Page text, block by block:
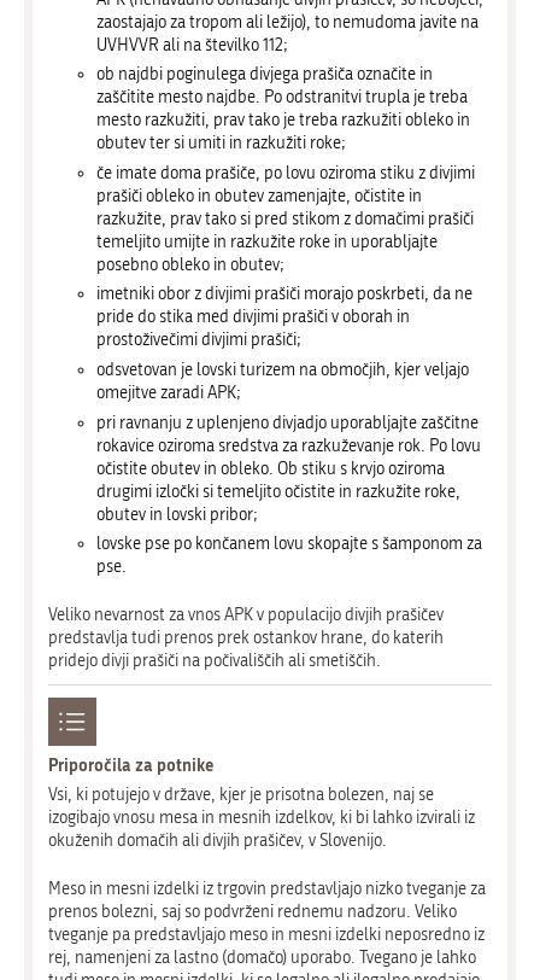
zaostajajo za tropom ali ležijo), to nemudoma javite na
UVHVVR ali na številko 112;
ob najdbi poginulega divjega prašiča označite in
zaščitite mesto najdbe. Po odstranitvi trupla je treba
mesto razkužiti, prav tako je treba razkužiti obleko in
obutev ter si umiti in razkužiti roke;
če imate doma prašiče, po lovu oziroma stiku z divjimi
prašiči obleko in obutev zamenjajte, očistite in
razkužite, prav tako si pred stikom z domačimi prašiči
temeljito umijte in razkužite roke in uporabljajte
posebno obleko in obutev;
imetniki obor z divjimi prašiči morajo poskrbeti, da ne
pride do stika med divjimi prašiči v oborah in
prostoživečimi divjimi prašiči;
odsvetovan je lovski turizem na območjih, kjer veljajo
omejitve zaradi APK;
pri ravnanju z uplenjeno divjadjo uporabljajte zaščitne
rokavice oziroma sredstva za razkuževanje rok. Po lovu
očistite obutev in obleko. Ob stiku s krvjo oziroma
drugimi izločki si temeljito očistite in razkužite roke,
obutev in lovski pribor;
lovske pse po končanem lovu skopajte s šamponom za
pse.
Veliko nevarnost za vnos APK v populacijo divjih prašičev
predstavlja tudi prenos prek ostankov hrane, do katerih
pridejo divji prašiči na počivališčih ali smetiščih.
Priporočila za potnike
Vsi, ki potujejo v države, kjer je prisotna bolezen, naj se
izogibajo vnosu mesa in mesnih izdelkov, ki bi lahko izvirali iz
okuženih domačih ali divjih prašičev, v Slovenijo.
Meso in mesni izdelki iz trgovin predstavljajo nizko tveganje za
prenos bolezni, saj so podvrženi rednemu nadzoru. Veliko
tveganje pa predstavljajo meso in mesni izdelki neposredno iz
rej, namenjeni za lastno (domačo) uporabo. Tvegano je lahko